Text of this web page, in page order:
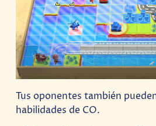
Tus oponentes también
habilidades de CO.